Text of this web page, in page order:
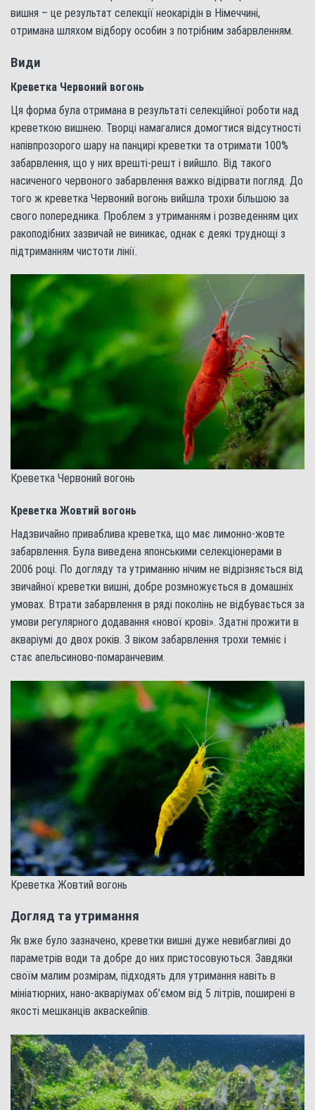
вишня – це результат селекції неокарідін в Німеччині,
отримана шляхом відбору особин з потрібним забарвленням.
Види
Креветка Червоний вогонь
Ця форма була отримана в результаті селекційної роботи над
креветкою вишнею. Творці намагалися домогтися відсутності
напівпрозорого шару на панцирі креветки та отримати 100%
забарвлення, що у них врешті-решт і вийшло. Від такого
насиченого червоного забарвлення важко відірвати погляд. До
того ж креветка Червоний вогонь вийшла трохи більшою за
свого попередника. Проблем з утриманням і розведенням цих
ракоподібних зазвичай не виникає, однак є деякі труднощі з
підтриманням чистоти лінії.
Креветка Червоний вогонь
Креветка Жовтий вогонь
Надзвичайно приваблива креветка, що має лимонно-жовте
забарвлення. Була виведена японськими селекціонерами в
2006 році. По догляду та утриманню нічим не відрізняється від
звичайної креветки вишні, добре розмножується в домашніх
умовах. Втрати забарвлення в ряді поколінь не відбувається за
умови регулярного додавання «нової крові». Здатні прожити в
акваріумі до двох років. З віком забарвлення трохи темніє і
стає апельсиново-помаранчевим.
Креветка Жовтий вогонь
Догляд та утримання
Як вже було зазначено, креветки вишні дуже невибагливі до
параметрів води та добре до них пристосовуються. Завдяки
своїм малим розмірам, підходять для утримання навіть в
мініатюрних, нано-акваріумах об’ємом від 5 літрів, поширені в
якості мешканців акваскейпів.